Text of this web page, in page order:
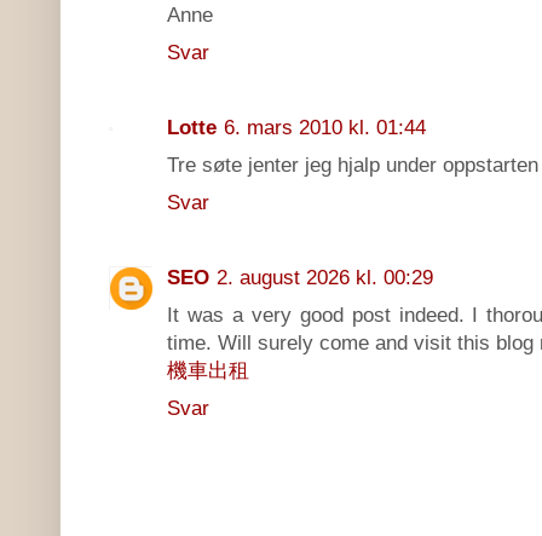
Anne
Svar
Lotte 6. mars 2010 kl. 01:44
Tre søte jenter jeg hjalp under
Svar
SEO 2. august 2026 kl. 00:29
It was a very good post indeed. I
time. Will surely come and visit this
機車出租
Svar